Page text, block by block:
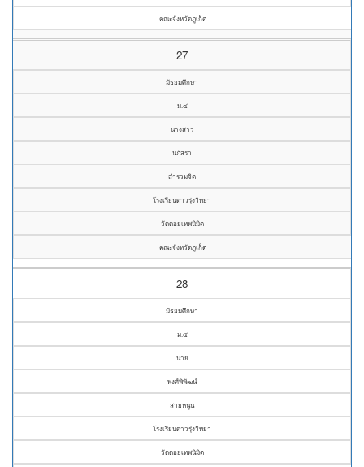
คณะจังหวัดภูเก็ต
27
มัธยมศึกษา
ม.๔
นางสาว
นภัสรา
สำรวมจิต
โรงเรียนดาวรุ่งวิทยา
วัดดอยเทพนิมิต
คณะจังหวัดภูเก็ต
28
มัธยมศึกษา
ม.๕
นาย
พงศ์พิพัฒน์
สายหนูน
โรงเรียนดาวรุ่งวิทยา
วัดดอยเทพนิมิต